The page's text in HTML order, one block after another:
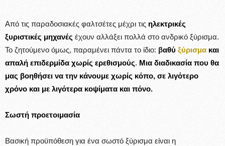
Από τις παραδοσιακές φαλτσέτες μέχρι τις ηλεκτρικές
ξυριστικές μηχανές έχουν αλλάξει πολλά στο ανδρικό ξύρισμα.
Το ζητούμενο όμως, παραμένει πάντα το ίδιο: βαθύ ξύρισμα και
απαλή επιδερμίδα χωρίς ερεθισμούς. Μια διαδικασία που θα
μας βοηθήσει να την κάνουμε χωρίς κόπο, σε λιγότερο
χρόνο και με λιγότερα κοψίματα και πόνο.
Σωστή προετοιμασία
Βασική προϋπόθεση για ένα σωστό ξύρισμα είναι η